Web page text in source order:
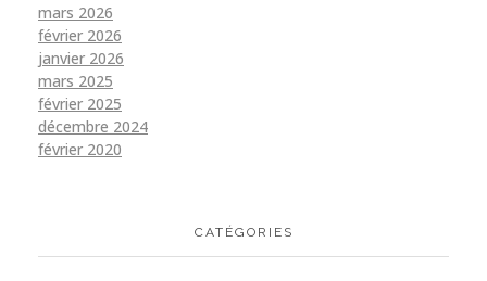
mars 2026
février 2026
janvier 2026
mars 2025
février 2025
décembre 2024
février 2020
CATÉGORIES